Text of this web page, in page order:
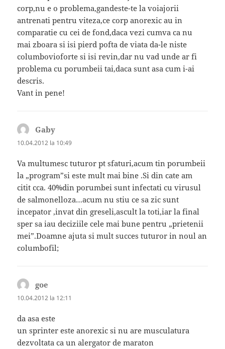
corp,nu e o problema,gandeste-te la voiajorii
antrenati pentru viteza,ce corp anorexic au in
comparatie cu cei de fond,daca vezi cumva ca nu
mai zboara si isi pierd pofta de viata da-le niste
columbovioforte si isi revin,dar nu vad unde ar fi
problema cu porumbeii tai,daca sunt asa cum i-ai
descris.
Vant in pene!
Gaby
10.04.2012 la 10:49
Va multumesc tuturor pt sfaturi,acum tin porumbeii
la „program”si este mult mai bine .Si din cate am
citit cca. 40%din porumbei sunt infectati cu virusul
de salmonelloza…acum nu stiu ce sa zic sunt
incepator ,invat din greseli,ascult la toti,iar la final
sper sa iau deciziile cele mai bune pentru „prietenii
mei”.Doamne ajuta si mult succes tuturor in noul an
columbofil;
goe
10.04.2012 la 12:11
da asa este
un sprinter este anorexic si nu are musculatura
dezvoltata ca un alergator de maraton